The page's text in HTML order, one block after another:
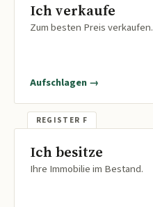
Ich verkaufe
Zum besten Preis verkaufen.
Aufschlagen →
Ich besitze
Ihre Immobilie im Bestand.